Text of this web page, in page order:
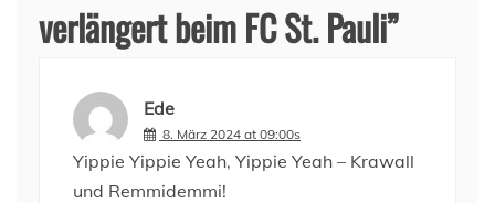
verlängert beim FC St. Pauli”
Ede
8. März 2024 at 09:00s
Yippie Yippie Yeah, Yippie Yeah – Krawall
und Remmidemmi!